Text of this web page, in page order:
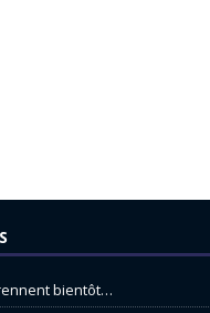
bientôt…